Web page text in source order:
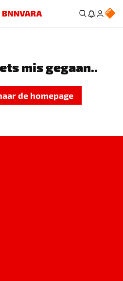
mis gegaan..
de homepage